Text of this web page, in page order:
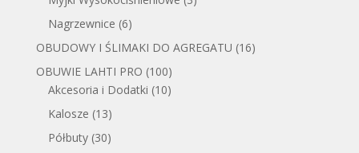
Nagrzewnice (6)
OBUDOWY I ŚLIMAKI DO AGREGATU (16)
OBUWIE LAHTI PRO (100)
Akcesoria i Dodatki (10)
Kalosze (13)
Półbuty (30)